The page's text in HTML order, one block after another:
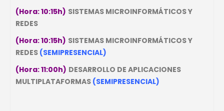
(Hora: 10:15h) SISTEMAS MICROINFORMÁTICOS Y
REDES
(Hora: 10:15h) SISTEMAS MICROINFORMÁTICOS Y
REDES (SEMIPRESENCIAL)
(Hora: 11:00h) DESARROLLO DE APLICACIONES
MULTIPLATAFORMAS (SEMIPRESENCIAL)